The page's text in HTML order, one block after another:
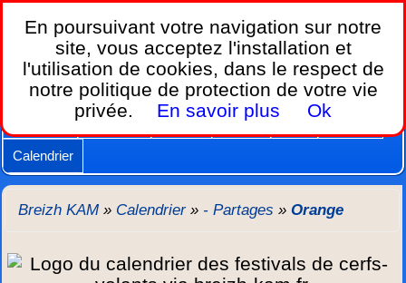
Breizh KAM,
le calendrier des festivals de cerfs-volants.
Home Lois et règles Cerfs-volants Nacelles
Supports Vidéos Autres Agenda
Calendrier
Breizh KAM » Calendrier» - Partages »Orange
En poursuivant votre navigation sur notre
site, vous acceptez l'installation et
l'utilisation de cookies, dans le respect de
notre politique de protection de votre vie
privée.
En savoir plus Ok